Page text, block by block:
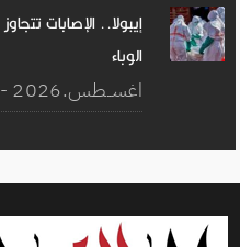
الوباء
07 اغســطس.2026 - 21:11